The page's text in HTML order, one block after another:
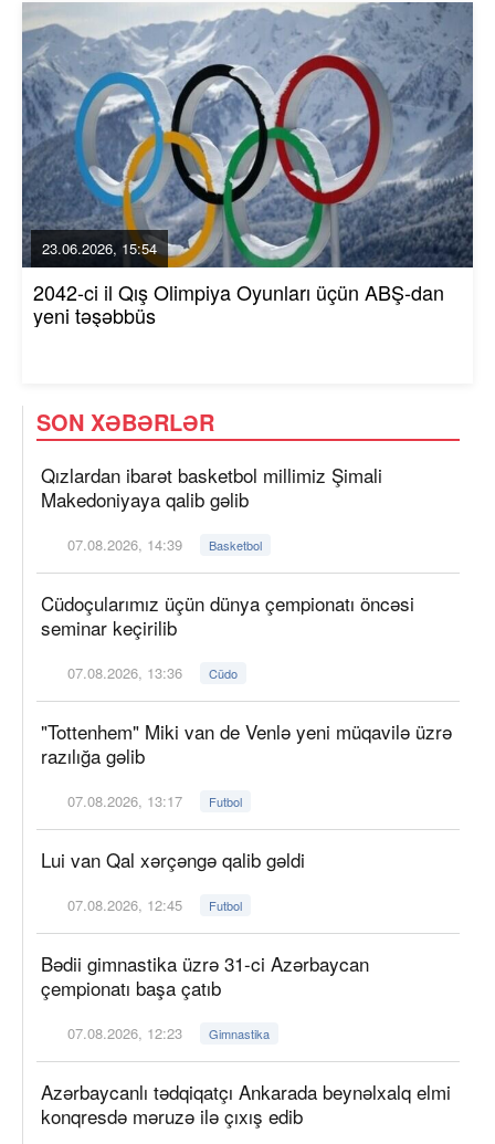
23.06.2026, 15:54
2042-ci il Qış Olimpiya Oyunları üçün ABŞ-dan
yeni təşəbbüs
SON XƏBƏRLƏR
Qızlardan ibarət basketbol millimiz Şimali
Makedoniyaya qalib gəlib
07.08.2026, 14:39 Basketbol
Cüdoçularımız üçün dünya çempionatı öncəsi
seminar keçirilib
07.08.2026, 13:36 Cüdo
"Tottenhem" Miki van de Venlə yeni müqavilə üzrə
razılığa gəlib
07.08.2026, 13:17 Futbol
Lui van Qal xərçəngə qalib gəldi
07.08.2026, 12:45 Futbol
Bədii gimnastika üzrə 31-ci Azərbaycan
çempionatı başa çatıb
07.08.2026, 12:23 Gimnastika
Azərbaycanlı tədqiqatçı Ankarada beynəlxalq elmi
konqresdə məruzə ilə çıxış edib